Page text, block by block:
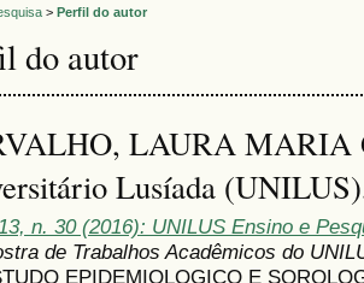
> Perfil do autor
do autor
LAURA MARIA
Lusíada
n. 30 (2016): UNILUS Ensino e
de Trabalhos Acadêmicos do
EPIDEMIOLOGICO E